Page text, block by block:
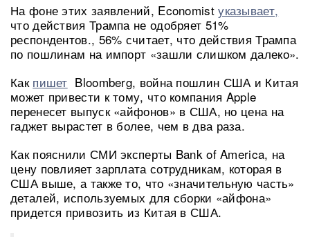
На фоне этих заявлений, Economistуказывает,
что действия Трампа не одобряет 51%
респондентов., 56% считает, что действия Трампа
по пошлинам на импорт «зашли слишком далеко».
Как пишет Bloomberg, война пошлин США и Китая
может привести к тому, что компания Apple
перенесет выпуск «айфонов» в США, но цена на
гаджет вырастет в более, чем в два раза.
Как пояснили СМИ эксперты Bank of America, на
цену повлияет зарплата сотрудникам, которая в
США выше, а также то, что «значительную часть»
деталей, используемых для сборки «айфона»
придется привозить из Китая в США.